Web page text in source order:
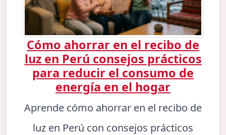
Cómo ahorrar en el recibo de
luz en Perú consejos prácticos
para reducir el consumo de
energía en el hogar
Aprende cómo ahorrar en el recibo de
luz en Perú con consejos prácticos